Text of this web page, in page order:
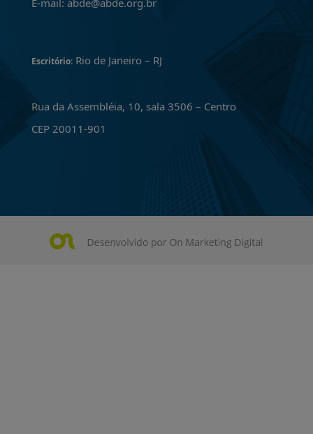
E-mail: abde@abde.org.br
Escritório:Rio de Janeiro – RJ
Rua da Assembléia, 10, sala 3506 – Centro
CEP 20011-901